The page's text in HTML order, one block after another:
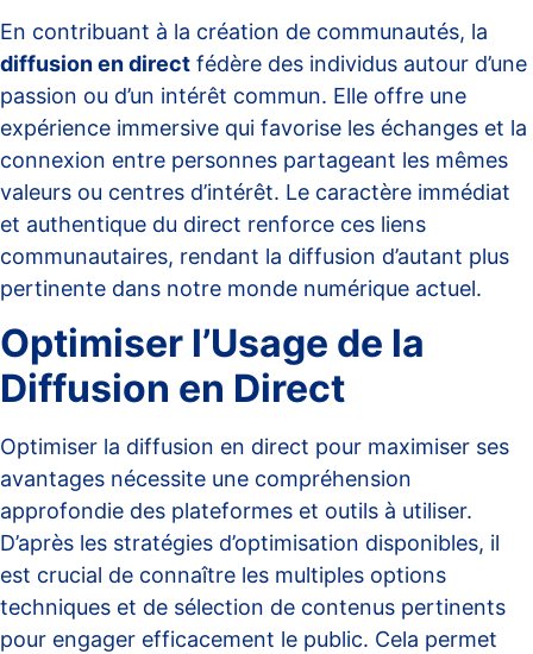
En contribuant à la création de communautés, la
diffusion en direct fédère des individus autour d’une
passion ou d’un intérêt commun. Elle offre une
expérience immersive qui favorise les échanges et la
connexion entre personnes partageant les mêmes
valeurs ou centres d’intérêt. Le caractère immédiat
et authentique du direct renforce ces liens
communautaires, rendant la diffusion d’autant plus
pertinente dans notre monde numérique actuel.
Optimiser l’Usage de la
Diffusion en Direct
Optimiser la diffusion en direct pour maximiser ses
avantages nécessite une compréhension
approfondie des plateformes et outils à utiliser.
D’après les stratégies d’optimisation disponibles, il
est crucial de connaître les multiples options
techniques et de sélection de contenus pertinents
pour engager efficacement le public. Cela permet